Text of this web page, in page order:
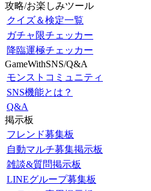
攻略/お楽しみツール
クイズ＆検定一覧
ガチャ限チェッカー
降臨運極チェッカー
GameWithSNS/Q&A
モンストコミュニティ
SNS機能とは？
Q&A
掲示板
フレンド募集板
自動マルチ募集掲示板
雑談&質問掲示板
LINEグループ募集板